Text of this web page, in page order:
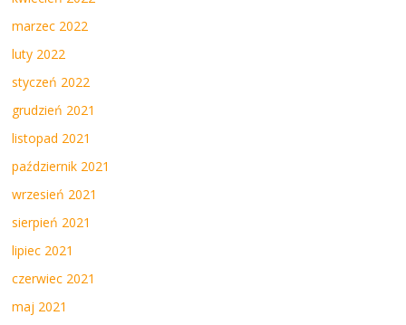
marzec 2022
luty 2022
styczeń 2022
grudzień 2021
listopad 2021
październik 2021
wrzesień 2021
sierpień 2021
lipiec 2021
czerwiec 2021
maj 2021